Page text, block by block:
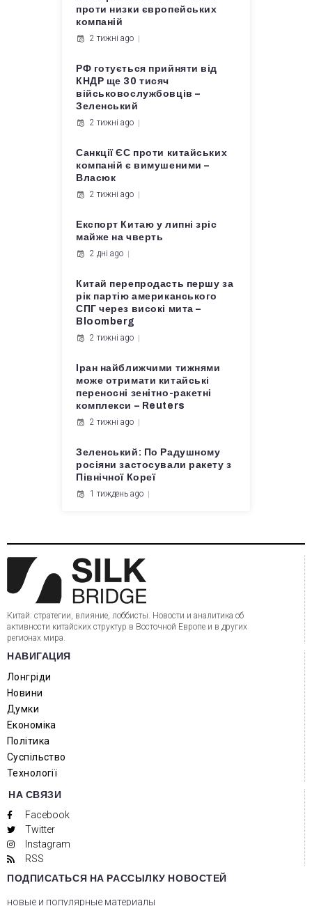
проти низки європейських
компаній
2 тижні ago
РФ готується прийняти від
КНДР ще 30 тисяч
військовослужбовців –
Зеленський
2 тижні ago
Санкції ЄС проти китайських
компаній є вимушеними –
Власюк
2 тижні ago
Експорт Китаю у липні зріс
майже на чверть
2 дні ago
Китай перепродасть першу за
рік партію американського
СПГ через високі мита –
Bloomberg
2 тижні ago
Іран найближчими тижнями
може отримати китайські
переносні зенітно-ракетні
комплекси – Reuters
2 тижні ago
Зеленський: По Радушному
росіяни застосували ракету з
Північної Кореї
1 тиждень ago
Китай: стратегии, влияние, лоббисты. Новости и аналитика об
активности китайских структур в Восточной Европе и в других
регионах мира.
НАВИГАЦИЯ
Лонгріди
Новини
Думки
Економіка
Політика
Суспільство
Технології
НА СВЯЗИ
Facebook
Twitter
Instagram
RSS
ПОДПИСАТЬСЯ НА РАССЫЛКУ НОВОСТЕЙ
новые и популярные материалы